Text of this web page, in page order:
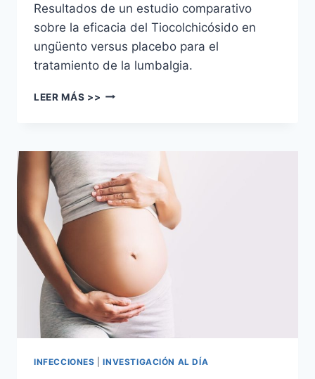
Resultados de un estudio comparativo
sobre la eficacia del Tiocolchicósido en
ungüento versus placebo para el
tratamiento de la lumbalgia.
LEER MÁS >>
INFECCIONES |INVESTIGACIÓN AL DÍA